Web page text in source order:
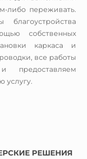
либо переживать.
собственных
каркаса и
все работы
предоставляем
услугу.
РЕШЕНИЯ